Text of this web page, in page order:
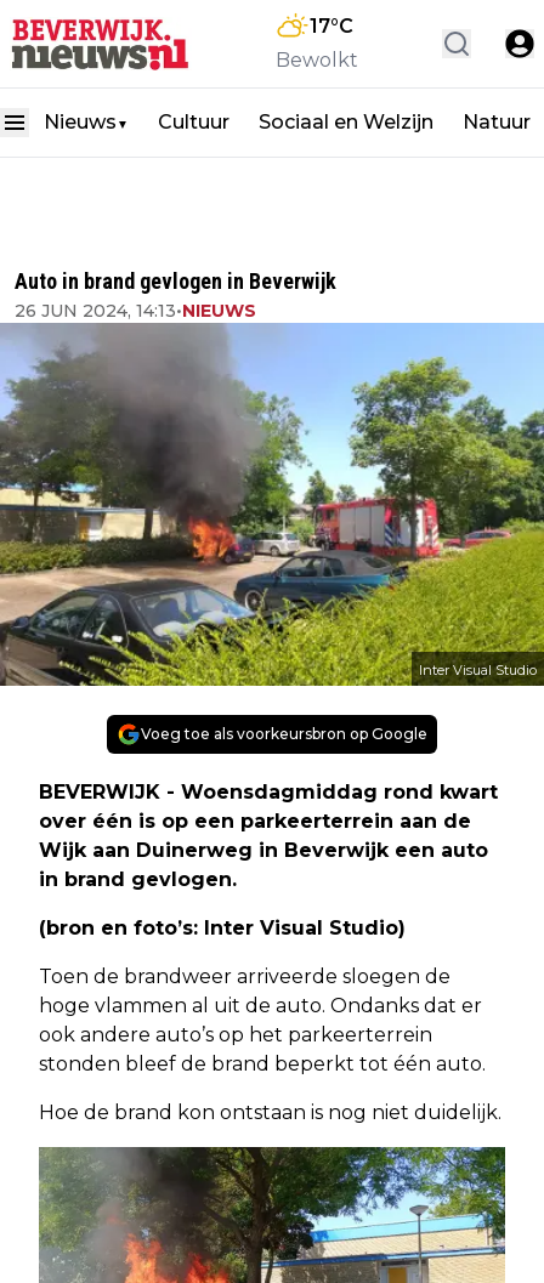
17°C
Bewolkt
Nieuws ▼ Cultuur Sociaal en Welzijn Natuur
Auto in brand gevlogen in Beverwijk
26 JUN 2024, 14:13•NIEUWS
Inter Visual Studio
Voeg toe als voorkeursbron op Google
BEVERWIJK - Woensdagmiddag rond kwart
over één is op een parkeerterrein aan de
Wijk aan Duinerweg in Beverwijk een auto
in brand gevlogen.
(bron en foto’s: Inter Visual Studio)
Toen de brandweer arriveerde sloegen de
hoge vlammen al uit de auto. Ondanks dat er
ook andere auto’s op het parkeerterrein
stonden bleef de brand beperkt tot één auto.
Hoe de brand kon ontstaan is nog niet duidelijk.